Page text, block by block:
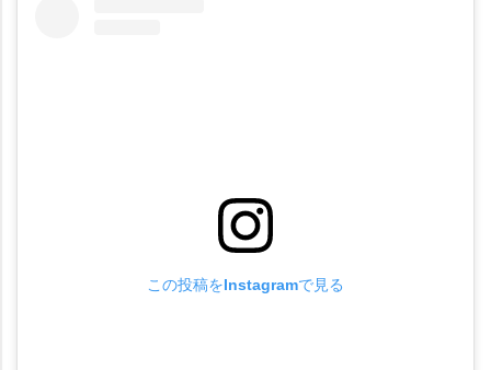
この投稿をInstagramで見る